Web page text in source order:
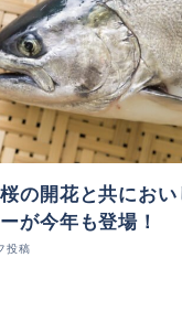
桜の開花と共にお
が今年も登場！
投稿